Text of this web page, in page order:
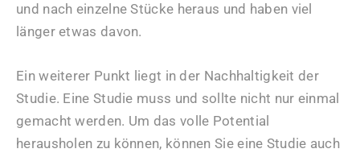
und nach einzelne Stücke heraus und haben viel
länger etwas davon.
Ein weiterer Punkt liegt in der Nachhaltigkeit der
Studie. Eine Studie muss und sollte nicht nur einmal
gemacht werden. Um das volle Potential
herausholen zu können, können Sie eine Studie auch